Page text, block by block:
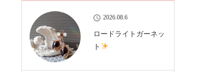
2026.08.6
ロードライトガーネッ
ト